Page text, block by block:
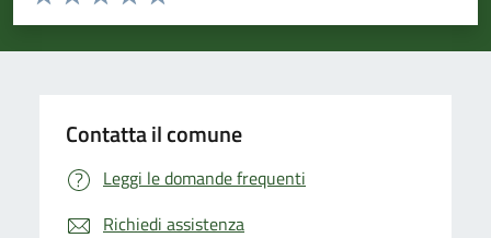
Valuta 5 stelle su 5
Valuta 4 stelle su 5
Valuta 3 stelle su 5
Valuta 2 stelle su 5
Valuta 1 stelle su 5
Contatta il comune
Leggi le domande frequenti
Richiedi assistenza